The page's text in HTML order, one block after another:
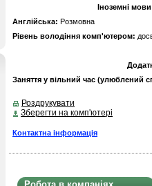
Іноземні
Англійська: Розмовна
Рівень володіння комп'ютером:
Заняття у вільний час (улюблений
Роздрукувати
Зберегти на комп'ютері
Контактна інформація